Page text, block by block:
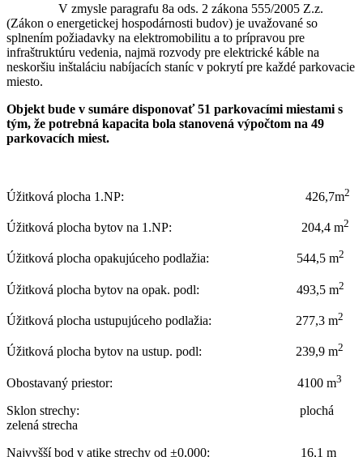
V zmysle paragrafu 8a ods. 2 zákona 555/2005 Z.z.
(Zákon o energetickej hospodárnosti budov) je uvažované so
splnením požiadavky na elektromobilitu a to prípravou pre
infraštruktúru vedenia, najmä rozvody pre elektrické káble na
neskoršiu inštaláciu nabíjacích staníc v pokrytí pre každé parkovacie
miesto.
Objekt bude v sumáre disponovať 51 parkovacími miestami s
tým, že potrebná kapacita bola stanovená výpočtom na 49
parkovacích miest.
Úžitková plocha 1.NP: 426,7m2
Úžitková plocha bytov na 1.NP: 204,4 m2
Úžitková plocha opakujúceho podlažia: 544,5 m2
Úžitková plocha bytov na opak. podl: 493,5 m2
Úžitková plocha ustupujúceho podlažia: 277,3 m2
Úžitková plocha bytov na ustup. podl: 239,9 m2
Obostavaný priestor: 4100 m3
Sklon strechy: plochá
zelená strecha
Najvyšší bod v atike strechy od ±0,000: 16,1 m